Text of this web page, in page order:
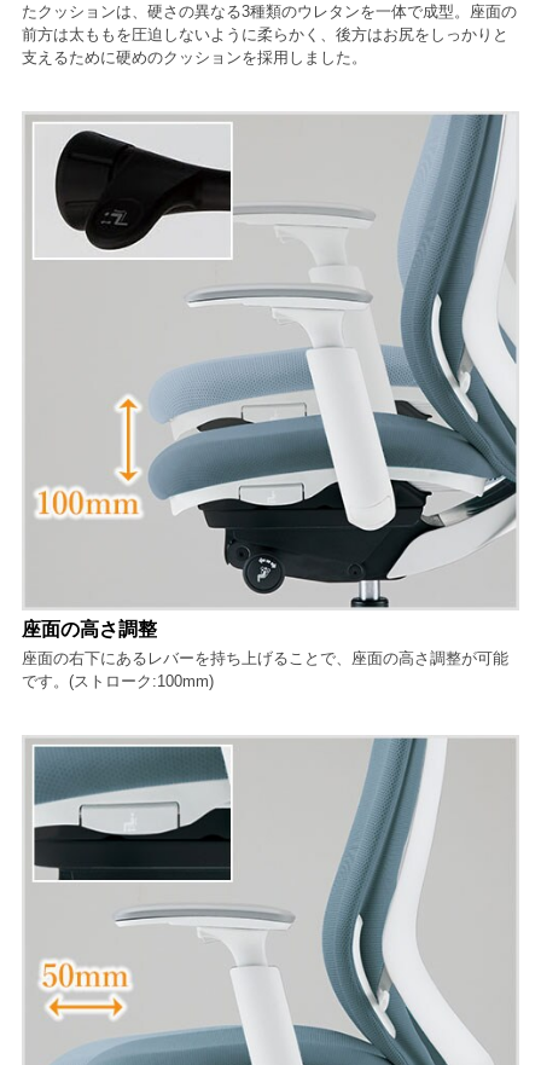
たクッションは、硬さの異なる3種類のウレタンを一体で成型。座面の
前方は太ももを圧迫しないように柔らかく、後方はお尻をしっかりと
支えるために硬めのクッションを採用しました。
座面の高さ調整
座面の右下にあるレバーを持ち上げることで、座面の高さ調整が可能
です。(ストローク:100mm)